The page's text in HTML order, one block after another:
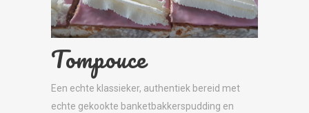
Tompouce
Een echte klassieker, authentiek bereid met
echte gekookte banketbakkerspudding en